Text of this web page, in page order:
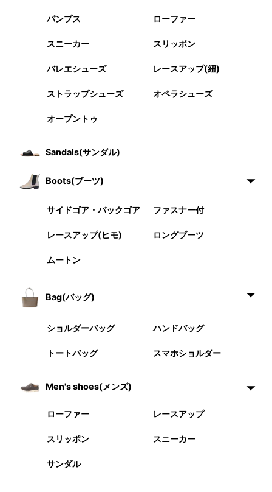
パンプス ローファー
スニーカー スリッポン
バレエシューズ レースアップ(紐)
ストラップシューズ オペラシューズ
オープントゥ
Sandals(サンダル)
Boots(ブーツ)
サイドゴア・バックゴア ファスナー付
レースアップ(ヒモ) ロングブーツ
ムートン
Bag(バッグ)
ショルダーバッグ ハンドバッグ
トートバッグ スマホショルダー
Men's shoes(メンズ)
ローファー レースアップ
スリッポン スニーカー
サンダル